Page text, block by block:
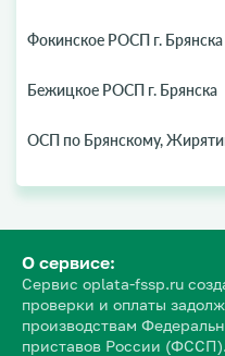
Фокинское РОСП г. Брянска
Бежицкое РОСП г. Брянска
ОСП по Брянскому,
О сервисе:
Сервис oplata-fssp.ru
проверки и оплаты
производствам
приставов России